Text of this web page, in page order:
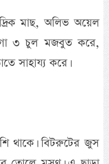
মাছ, অলিভ অয়েল
৩ চুল মজবুত করে,
সাহায্য করে।
থাকে। বিটরুটের জুস